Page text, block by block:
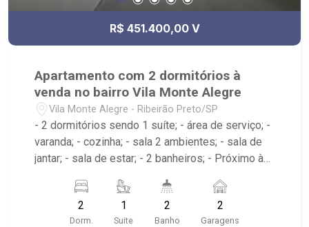
R$ 451.400,00 V
Apartamento com 2 dormitórios à
venda no bairro Vila Monte Alegre
Vila Monte Alegre - Ribeirão Preto/SP
- 2 dormitórios sendo 1 suíte; - área de serviço; -
varanda; - cozinha; - sala 2 ambientes; - sala de
jantar; - sala de estar; - 2 banheiros; - Próximo à
Condomínio com roof top (piscina, academia
entre outros);
2
Dorm.
1
Suite
2
Banho
2
Garagens